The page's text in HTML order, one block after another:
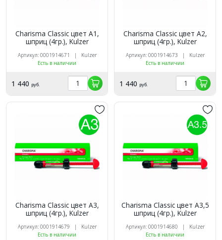
Charisma Classic цвет A1,
шприц (4гр.), Kulzer
Артикул: 0001914671 | Kulzer
Есть в наличии
1 440 руб.
Charisma Classic цвет A2,
шприц (4гр.), Kulzer
Артикул: 0001914673 | Kulzer
Есть в наличии
1 440 руб.
Charisma Classic цвет A3,
шприц (4гр.), Kulzer
Артикул: 0001914679 | Kulzer
Есть в наличии
Charisma Classic цвет A3,5
шприц (4гр.), Kulzer
Артикул: 0001914680 | Kulzer
Есть в наличии